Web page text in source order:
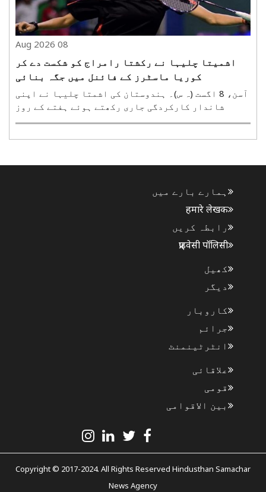
08 Aug 2026
اشمیتا چلیہا نے رکشتا رامراج کو شکست دے کر
کوریا ماسٹرز کے فائنل میں جگہ بنائی
آسن، 8 اگست (ہ س)۔ ہندوستان کی اشمتا چلیہا نے اپنی
شاندار کارکردگی جاری رکھتے ہوئے ہفتے کے روز
ہمارے بارے میں
हमारे लेखक
رابطہ کریں
प्राइवेसी पॉलिसी
کھیل
دیگر
کاروبار
جرائم
انٹرٹینمنٹ
علاقائی
قومی
بین الاقوامی
Copyright © 2017-2024. All Rights Reserved Hindusthan Samachar
News Agency